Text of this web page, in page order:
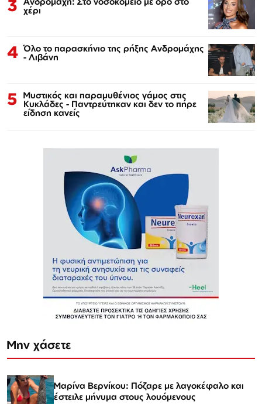
3 χέρι
4 Όλο το παρασκήνιο της ρήξης Ανδρομάχης
- Λιβάνη
5 Μυστικός και παραμυθένιος γάμος στις
Κυκλάδες - Παντρεύτηκαν και δεν το πήρε
είδηση κανείς
Μην χάσετε
Μαρίνα Βερνίκου: Πόζαρε με λαγοκέφαλο και
έστειλε μήνυμα στους λουόμενους